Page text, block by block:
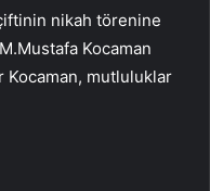
nikah törenine
Kocaman
Kocaman, mutluluklar